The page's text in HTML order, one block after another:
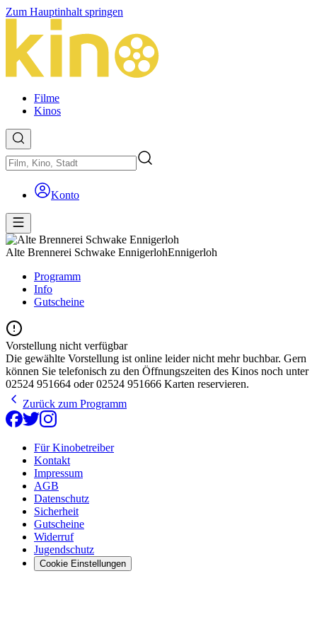
Zum Hauptinhalt springen
Filme
Kinos
Konto
Alte Brennerei Schwake EnnigerlohEnnigerloh
Programm
Info
Gutscheine
Vorstellung nicht verfügbar
Die gewählte Vorstellung ist online leider nicht mehr buchbar. Gern
können Sie telefonisch zu den Öffnungszeiten des Kinos noch unter
02524 951664 oder 02524 951666 Karten reservieren.
Zurück zum Programm
Für Kinobetreiber
Kontakt
Impressum
AGB
Datenschutz
Sicherheit
Gutscheine
Widerruf
Jugendschutz
Cookie Einstellungen